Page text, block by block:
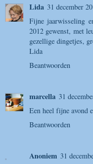
Lida 31 december
Fijne jaarwisseling
2012 gewenst, met
gezellige dingetjes,
Lida
Beantwoorden
marcella 31
Een heel fijne avond
Beantwoorden
Anoniem 31